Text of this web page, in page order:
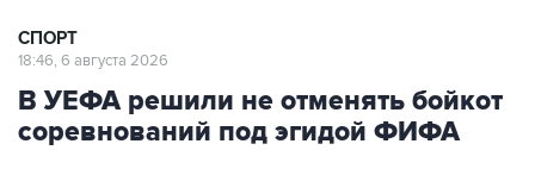
СПОРТ
18:46, 6 августа 2026
В УЕФА решили не отменять бойкот
соревнований под эгидой ФИФА